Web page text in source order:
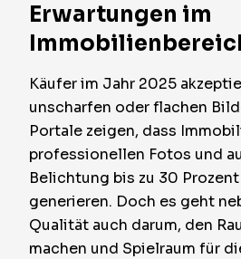
Erwartungen im
Käufer im Jahr 2025
unscharfen oder flachen
Portale zeigen, dass
professionellen Fotos und
Belichtung bis zu 30
generieren. Doch es geht
Qualität auch darum, den
machen und Spielraum für